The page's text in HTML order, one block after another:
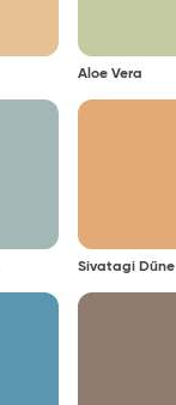
Aloe Vera
Sivatagi Dűne